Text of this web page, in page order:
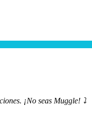
¡No seas Muggle! ⤵️